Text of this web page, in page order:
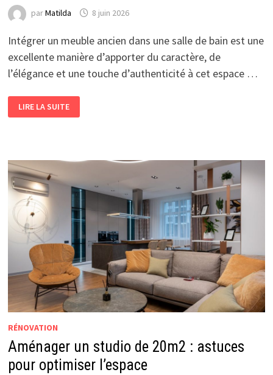
parMatilda 8 juin 2026
Intégrer un meuble ancien dans une salle de bain est une
excellente manière d’apporter du caractère, de
l’élégance et une touche d’authenticité à cet espace …
POUR
SÉLECTIONNER
CRÉER
UNE
SALLE
DE
BAIN
AU
CHARME
AUTHENTIQUE
LIRE LA SUITE
RÉNOVATION
Aménager un studio de 20m2 : astuces
pour optimiser l’espace